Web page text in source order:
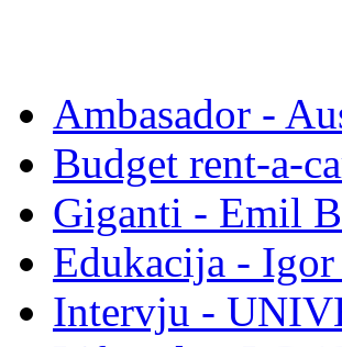
Ambasador -
Budget rent-a-
Giganti - Emil
Edukacija -
Intervju -